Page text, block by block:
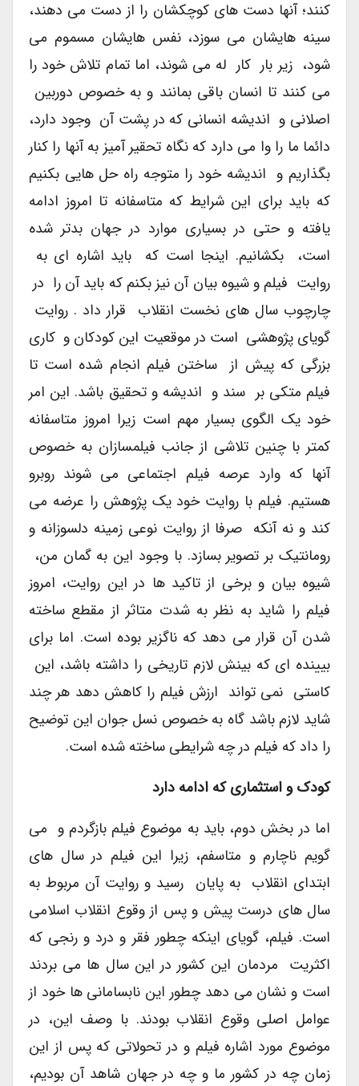
کنند؛ آنها دست های کوچکشان را از دست می دهند،
سینه هایشان می سوزد، نفس هایشان مسموم می
شود، زیر بار کار له می شوند، اما تمام تلاش خود را
می کنند تا انسان باقی بمانند و به خصوص دوربین
اصلانی و اندیشه انسانی که در پشت آن وجود دارد،
دائما ما را وا می دارد که نگاه تحقیر آمیز به آنها را کنار
بگذاریم و اندیشه خود را متوجه راه حل هایی بکنیم
که باید برای این شرایط که متاسفانه تا امروز ادامه
یافته و حتی در بسیاری موارد در جهان بدتر شده
است، بکشانیم. اینجا است که باید اشاره ای به
روایت فیلم و شیوه بیان آن نیز بکنم که باید آن را در
چارچوب سال های نخست انقلاب قرار داد . روایت
گویای پژوهشی است در موقعیت این کودکان و کاری
بزرگی که پیش از ساختن فیلم انجام شده است تا
فیلم متکی بر سند و اندیشه و تحقیق باشد. این امر
خود یک الگوی بسیار مهم است زیرا امروز متاسفانه
کمتر با چنین تلاشی از جانب فیلمسازان به خصوص
آنها که وارد عرصه فیلم اجتماعی می شوند روبرو
هستیم. فیلم با روایت خود یک پژوهش را عرضه می
کند و نه آنکه صرفا از روایت نوعی زمینه دلسوزانه و
رومانتیک بر تصویر بسازد. با وجود این به گمان من،
شیوه بیان و برخی از تاکید ها در این روایت، امروز
فیلم را شاید به نظر به شدت متاثر از مقطع ساخته
شدن آن قرار می دهد که ناگزیر بوده است. اما برای
بیینده ای که بینش لازم تاریخی را داشته باشد، این
کاستی نمی تواند ارزش فیلم را کاهش دهد هر چند
شاید لازم باشد گاه به خصوص نسل جوان این توضیح
را داد که فیلم در چه شرایطی ساخته شده است.
کودک و استثماری که ادامه دارد
اما در بخش دوم، باید به موضوع فیلم بازگردم و می
گویم ناچارم و متاسفم، زیرا این فیلم در سال های
ابتدای انقلاب به پایان رسید و روایت آن مربوط به
سال های درست پیش و پس از وقوع انقلاب اسلامی
است. فیلم، گویای اینکه چطور فقر و درد و رنجی که
اکثریت مردمان این کشور در این سال ها می بردند
است و نشان می دهد چطور این نابسامانی ها خود از
عوامل اصلی وقوع انقلاب بودند. با وصف این، در
موضوع مورد اشاره فیلم و در تحولاتی که پس از این
زمان چه در کشور ما و چه در جهان شاهد آن بودیم،